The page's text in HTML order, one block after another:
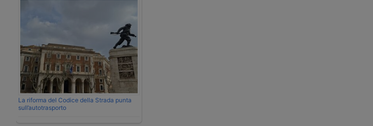
La riforma del Codice della Strada punta
sull’autotrasporto